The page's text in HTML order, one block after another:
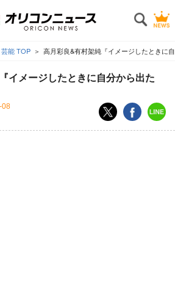
芸能 TOP 高月彩良&有村架純『イメージしたときに
イメージしたときに自分から出た
08